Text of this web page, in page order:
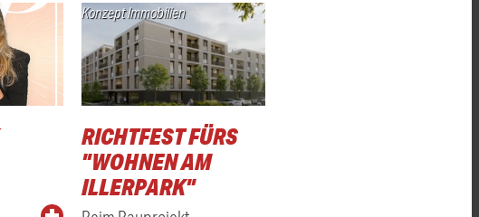
Konzept Immobilien
RICHTFEST FÜRS
"WOHNEN AM
ILLERPARK"